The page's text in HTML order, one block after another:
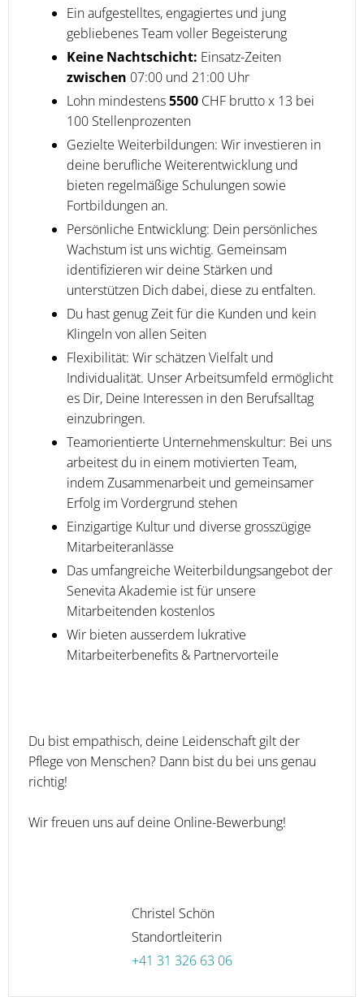
Ein aufgestelltes, engagiertes und jung
gebliebenes Team voller Begeisterung
Keine Nachtschicht: Einsatz-Zeiten
zwischen 07:00 und 21:00 Uhr
Lohn mindestens5500 CHF brutto x 13 bei
100 Stellenprozenten
Gezielte Weiterbildungen: Wir investieren in
deine berufliche Weiterentwicklung und
bieten regelmäßige Schulungen sowie
Fortbildungen an.
Persönliche Entwicklung: Dein persönliches
Wachstum ist uns wichtig. Gemeinsam
identifizieren wir deine Stärken und
unterstützen Dich dabei, diese zu entfalten.
Du hast genug Zeit für die Kunden und kein
Klingeln von allen Seiten
Flexibilität: Wir schätzen Vielfalt und
Individualität. Unser Arbeitsumfeld ermöglicht
es Dir, Deine Interessen in den Berufsalltag
einzubringen.
Teamorientierte Unternehmenskultur: Bei uns
arbeitest du in einem motivierten Team,
indem Zusammenarbeit und gemeinsamer
Erfolg im Vordergrund stehen
Einzigartige Kultur und diverse grosszügige
Mitarbeiteranlässe
Das umfangreiche Weiterbildungsangebot der
Senevita Akademie ist für unsere
Mitarbeitenden kostenlos
Wir bieten ausserdem lukrative
Mitarbeiterbenefits & Partnervorteile
Du bist empathisch, deine Leidenschaft gilt der
Pflege von Menschen? Dann bist du bei uns genau
richtig!
Wir freuen uns auf deine Online-Bewerbung!
Christel Schön
Standortleiterin
+41 31 326 63 06